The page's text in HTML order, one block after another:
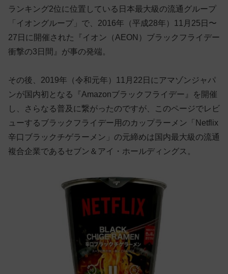
ランキング2位に位置している日本最大級の流通グループ
「イオングループ」で、2016年（平成28年）11月25日〜
27日に開催された『イオン（AEON）ブラックフライデー
衝撃の3日間』が事の発端。
その後、2019年（令和元年）11月22日にアマゾンジャパ
ンが国内初となる『Amazonブラックフライデー』を開催
し、さらなる普及に繋がったのですが、このページでレビ
ューするブラックフライデー用のカップラーメン「Netflix
辛口ブラックチゲラーメン」の元締めは国内最大級の流通
複合企業であるセブン＆アイ・ホールディングス。